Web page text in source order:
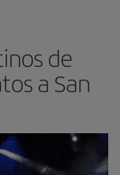
de
a San